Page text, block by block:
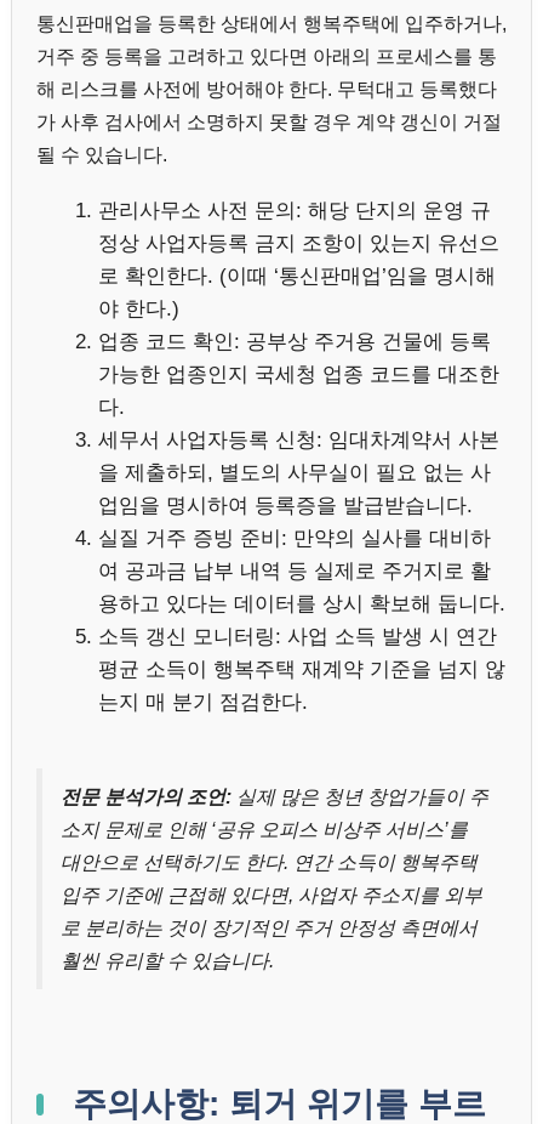
통신판매업을 등록한 상태에서 행복주택에 입주하거나,
거주 중 등록을 고려하고 있다면 아래의 프로세스를 통
해 리스크를 사전에 방어해야 한다. 무턱대고 등록했다
가 사후 검사에서 소명하지 못할 경우 계약 갱신이 거절
될 수 있습니다.
관리사무소 사전 문의: 해당 단지의 운영 규
정상 사업자등록 금지 조항이 있는지 유선으
로 확인한다. (이때 ‘통신판매업’임을 명시해
야 한다.)
업종 코드 확인: 공부상 주거용 건물에 등록
가능한 업종인지 국세청 업종 코드를 대조한
다.
세무서 사업자등록 신청: 임대차계약서 사본
을 제출하되, 별도의 사무실이 필요 없는 사
업임을 명시하여 등록증을 발급받습니다.
실질 거주 증빙 준비: 만약의 실사를 대비하
여 공과금 납부 내역 등 실제로 주거지로 활
용하고 있다는 데이터를 상시 확보해 둡니다.
소득 갱신 모니터링: 사업 소득 발생 시 연간
평균 소득이 행복주택 재계약 기준을 넘지 않
는지 매 분기 점검한다.
전문 분석가의 조언: 실제 많은 청년 창업가들이 주
소지 문제로 인해 ‘공유 오피스 비상주 서비스’를
대안으로 선택하기도 한다. 연간 소득이 행복주택
입주 기준에 근접해 있다면, 사업자 주소지를 외부
로 분리하는 것이 장기적인 주거 안정성 측면에서
훨씬 유리할 수 있습니다.
주의사항: 퇴거 위기를 부르